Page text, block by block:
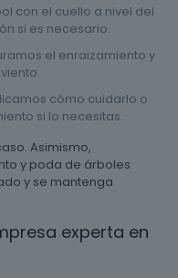
con el cuello a nivel del
si es necesario.
el enraizamiento y
cómo cuidarlo o
si lo necesitas.
Asimismo,
y poda de árboles
y se mantenga
experta en